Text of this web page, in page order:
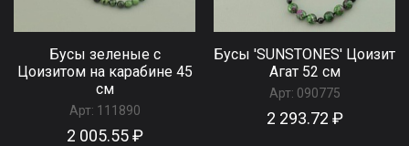
Бусы зеленые с
Цоизитом на карабине 45
см
Арт: 111890
2 005.55 ₽
Бусы 'SUNSTONES' Цоизит
Агат 52 см
Арт: 090775
2 293.72 ₽